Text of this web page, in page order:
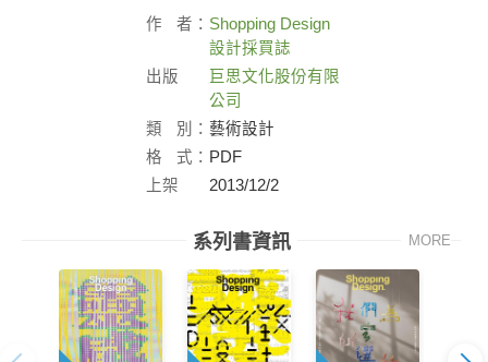
作 者： Shopping Design
設計採買誌
出版
巨思文化股份有限
公司
類
別： 藝術設計
格
式： PDF
上架
2013/12/2
系列書資訊 MORE